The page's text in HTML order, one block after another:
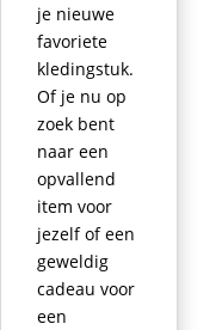
je nieuwe
favoriete
kledingstuk.
Of je nu op
zoek bent
naar een
opvallend
item voor
jezelf of een
geweldig
cadeau voor
een